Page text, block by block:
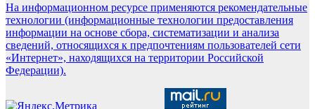
На информационном ресурсе применяются рекомендательные
технологии (информационные технологии предоставления
информации на основе сбора, систематизации и анализа
сведений, относящихся к предпочтениям пользователей сети
«Интернет», находящихся на территории Российской
Федерации).